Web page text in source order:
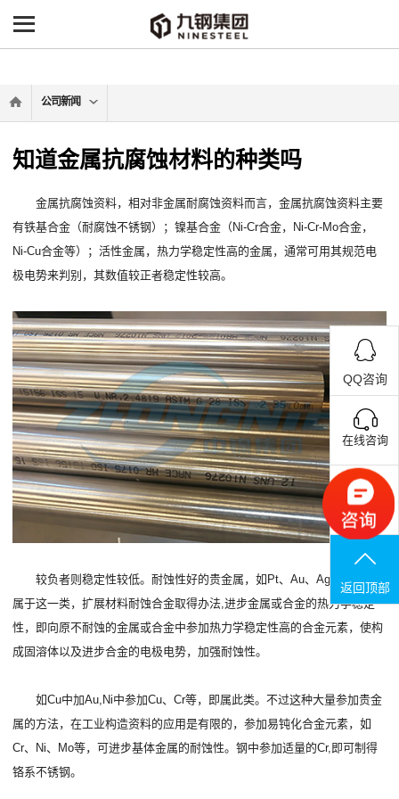
-->
公司新闻
知道金属抗腐蚀材料的种类吗
金属抗腐蚀资料，相对非金属耐腐蚀资料而言，金属抗腐蚀资料主要
有铁基合金（耐腐蚀不锈钢）；镍基合金（Ni-Cr合金，Ni-Cr-Mo合金，
Ni-Cu合金等）；活性金属，热力学稳定性高的金属，通常可用其规范电
极电势来判别，其数值较正者稳定性较高。
较负者则稳定性较低。耐蚀性好的贵金属，如Pt、Au、Ag、Cu等就
属于这一类，扩展材料耐蚀合金取得办法,进步金属或合金的热力学稳定
性，即向原不耐蚀的金属或合金中参加热力学稳定性高的合金元素，使构
成固溶体以及进步合金的电极电势，加强耐蚀性。
如Cu中加Au,Ni中参加Cu、Cr等，即属此类。不过这种大量参加贵金
属的方法，在工业构造资料的应用是有限的，参加易钝化合金元素，如
Cr、Ni、Mo等，可进步基体金属的耐蚀性。钢中参加适量的Cr,即可制得
铬系不锈钢。
QQ咨询
在线咨询
联系电话
返回顶部